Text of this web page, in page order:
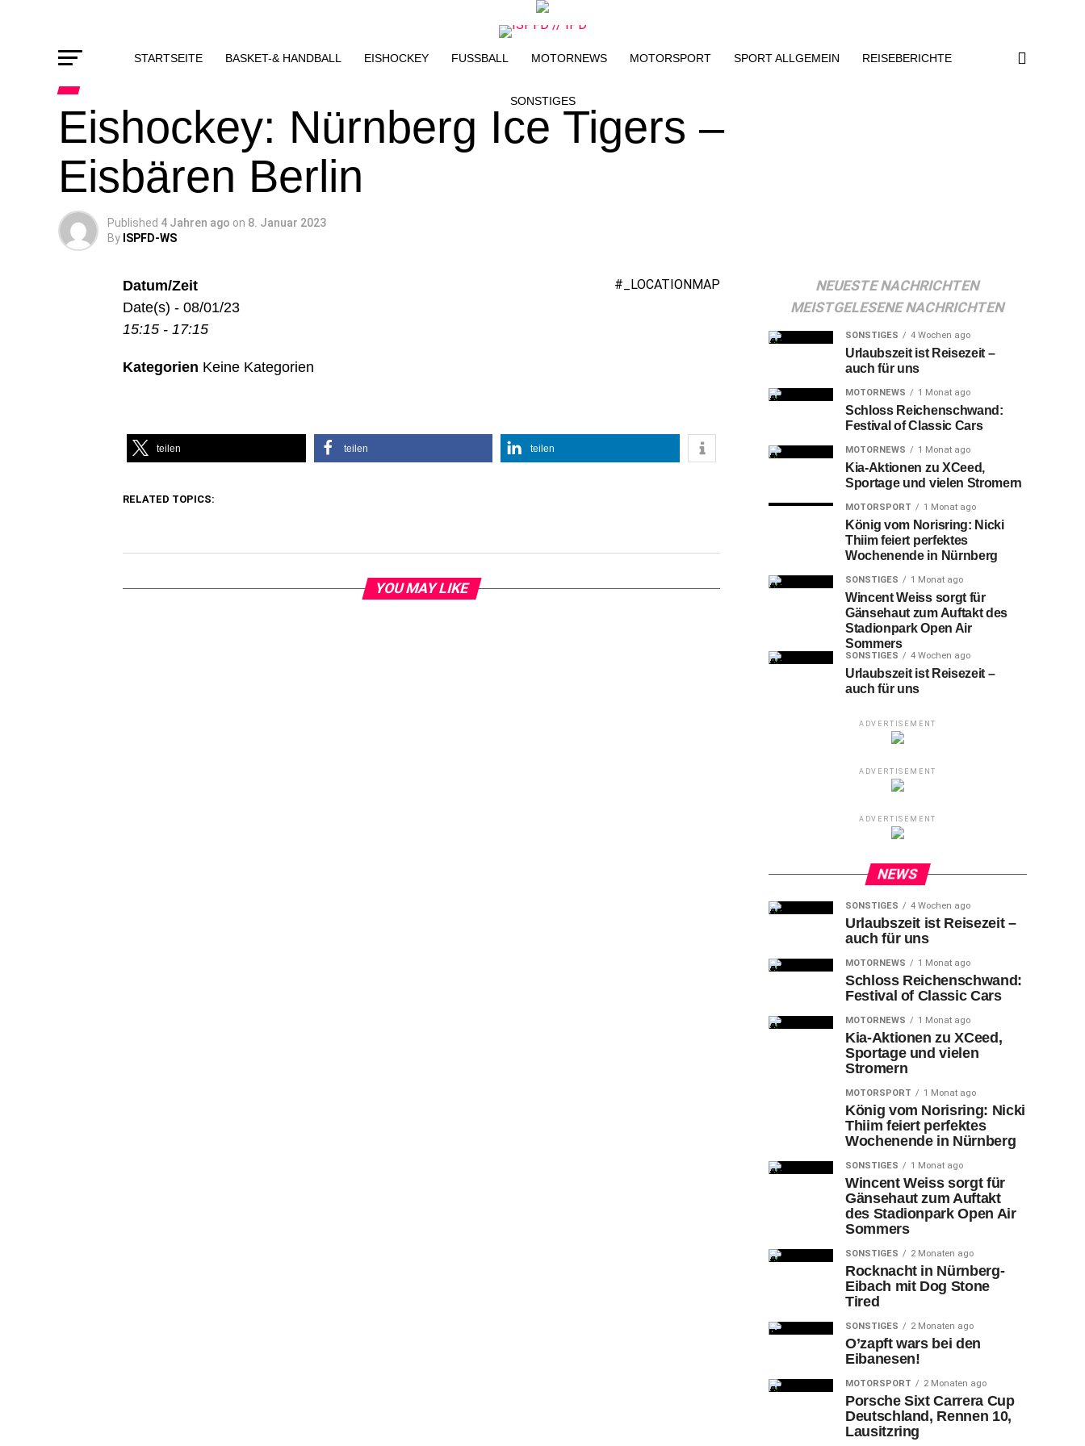
STARTSEITE BASKET-& HANDBALL EISHOCKEY FUSSBALL MOTORNEWS MOTORSPORT SPORT ALLGEMEIN REISEBERICHTE
SONSTIGES
Eishockey: Nürnberg Ice Tigers –
Eisbären Berlin
Published 4 Jahren ago on 8. Januar 2023
By ISPFD-WS
#_LOCATIONMAP
Datum/Zeit
Date(s) - 08/01/23
15:15 - 17:15
Kategorien Keine Kategorien
teilen teilen teilen
RELATED TOPICS:
YOU MAY LIKE
NEUESTE NACHRICHTEN
MEISTGELESENE NACHRICHTEN
SONSTIGES 4 Wochen ago
Urlaubszeit ist Reisezeit –
auch für uns
MOTORNEWS 1 Monat ago
Schloss Reichenschwand:
Festival of Classic Cars
MOTORNEWS 1 Monat ago
Kia-Aktionen zu XCeed,
Sportage und vielen Stromern
MOTORSPORT 1 Monat ago
König vom Norisring: Nicki
Thiim feiert perfektes
Wochenende in Nürnberg
SONSTIGES 1 Monat ago
Wincent Weiss sorgt für
Gänsehaut zum Auftakt des
Stadionpark Open Air
Sommers
SONSTIGES 4 Wochen ago
Urlaubszeit ist Reisezeit –
auch für uns
ADVERTISEMENT
ADVERTISEMENT
ADVERTISEMENT
NEWS
SONSTIGES 4 Wochen ago
Urlaubszeit ist Reisezeit –
auch für uns
MOTORNEWS 1 Monat ago
Schloss Reichenschwand:
Festival of Classic Cars
MOTORNEWS 1 Monat ago
Kia-Aktionen zu XCeed,
Sportage und vielen
Stromern
MOTORSPORT 1 Monat ago
König vom Norisring: Nicki
Thiim feiert perfektes
Wochenende in Nürnberg
SONSTIGES 1 Monat ago
Wincent Weiss sorgt für
Gänsehaut zum Auftakt
des Stadionpark Open Air
Sommers
SONSTIGES 2 Monaten ago
Rocknacht in Nürnberg-
Eibach mit Dog Stone
Tired
SONSTIGES 2 Monaten ago
O’zapft wars bei den
Eibanesen!
MOTORSPORT 2 Monaten ago
Porsche Sixt Carrera Cup
Deutschland, Rennen 10,
Lausitzring